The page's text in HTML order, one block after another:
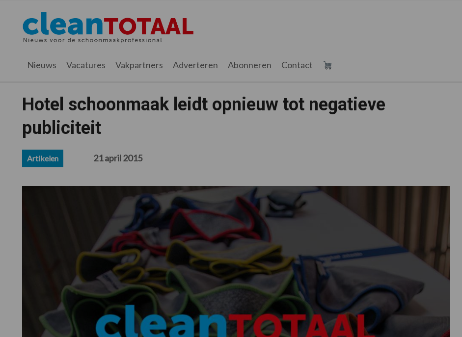
hoofdnavigatie
hoofd
inhoud
eerste
sidebar
voettekst
Cleantotaal.nl
Het
laatste
voor
professionele
Nieuws Vacatures Vakpartners Adverteren Abonneren Contact
Hotel schoonmaak leidt opnieuw tot negatieve
publiciteit
Artikelen 21 april 2015